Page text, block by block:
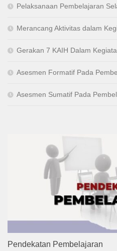
Pelaksanaan Pembelajaran
Merancang Aktivitas dalam
Gerakan 7 KAIH Dalam
Asesmen Formatif Pada
Asesmen Sumatif Pada
Pendekatan Pembelajaran